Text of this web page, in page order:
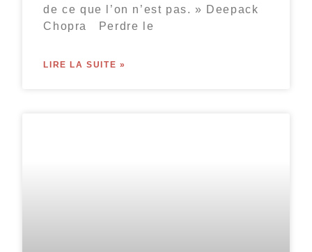
de ce que l’on n’est pas. » Deepack
Chopra Perdre le
LIRE LA SUITE »